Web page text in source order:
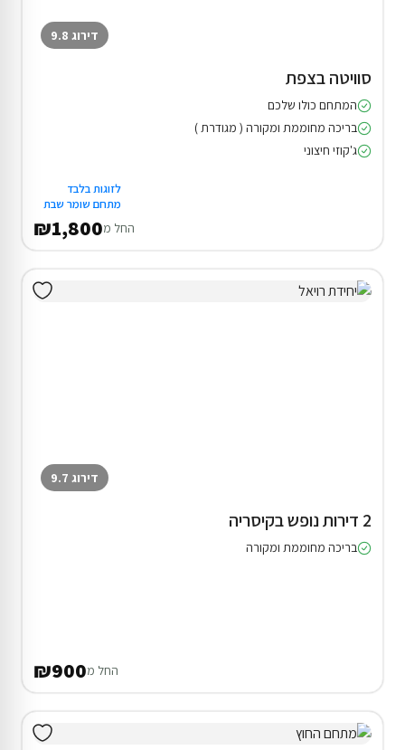
דירוג 9.8
סוויטה בצפת
המתחם כולו שלכם
בריכה מחוממת ומקורה ( מגודרת )
ג'קוזי חיצוני
לזוגות בלבד
מתחם שומר שבת
החל מ₪1,800
דירוג 9.7
2 דירות נופש בקיסריה
בריכה מחוממת ומקורה
החל מ₪900